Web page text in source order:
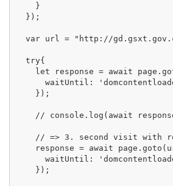
    }
  });
var url = "http://
  try{
let response = await
waitUntil:
    });
// console.log(await
// => 3. second visit with
response = await
waitUntil:
    });